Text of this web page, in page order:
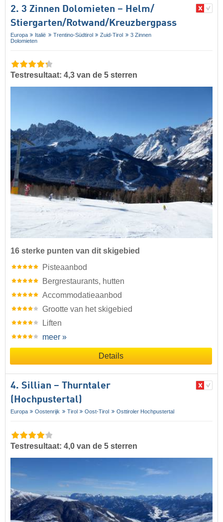
2. 3 Zinnen Dolomieten – Helm/​
Stiergarten/​Rotwand/​Kreuzbergpass
Europa Italië Trentino-Südtirol Zuid-Tirol
3 Zinnen
Dolomieten
Testresultaat: 4,3 van de 5 sterren
16 sterke punten van dit skigebied
Pisteaanbod
Bergrestaurants, hutten
Accommodatieaanbod
Grootte van het skigebied
Liften
meer »
Details
4. Sillian – Thurntaler
(Hochpustertal)
Europa Oostenrijk Tirol Oost-Tirol Osttiroler Hochpustertal
Testresultaat: 4,0 van de 5 sterren